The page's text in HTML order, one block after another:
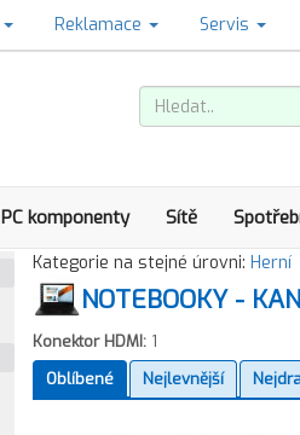
Reklamace Servis
PC komponenty Sítě
Kategorie na stejné úrovni: Herní
NOTEBOOKY -
Konektor HDMI:1
Oblíbené
Nejlevnější